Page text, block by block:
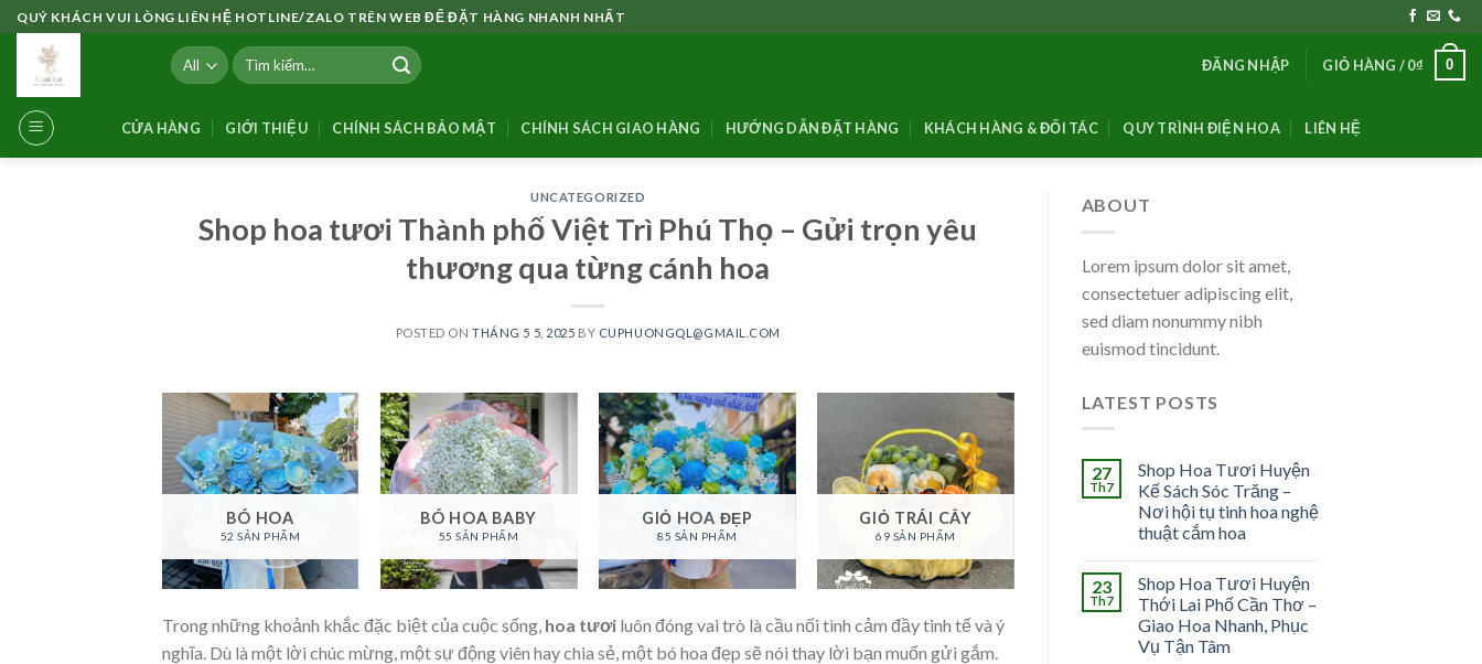
Skip
to
content
QUÝ KHÁCH VUI LÒNG LIÊN HỆ HOTLINE/ZALO TRÊN WEB ĐỂ ĐẶT HÀNG NHANH NHẤT
Tìm
kiếm:
ĐĂNG NHẬP GIỎ HÀNG /0₫ 0
CỬA HÀNG GIỚI THIỆU CHÍNH SÁCH BẢO MẬT CHÍNH SÁCH GIAO HÀNG HƯỚNG DẪN ĐẶT HÀNG KHÁCH HÀNG & ĐỐI TÁC QUY TRÌNH ĐIỆN HOA LIÊN HỆ
UNCATEGORIZED
Shop hoa tươi Thành phố Việt Trì Phú Thọ – Gửi trọn yêu
thương qua từng cánh hoa
POSTED ONTHÁNG 5 5, 2025 BY CUPHUONGQL@GMAIL.COM
BÓ HOA
52 SẢN PHẨM
BÓ HOA BABY
55 SẢN PHẨM
GIỎ HOA ĐẸP
85 SẢN PHẨM
GIỎ TRÁI CÂY
69 SẢN PHẨM
Trong những khoảnh khắc đặc biệt của cuộc sống, hoa tươi luôn đóng vai trò là cầu nối tình cảm đầy tinh tế và ý
nghĩa. Dù là một lời chúc mừng, một sự động viên hay chia sẻ, một bó hoa đẹp sẽ nói thay lời bạn muốn gửi gắm.
ABOUT
Lorem ipsum dolor sit amet,
consectetuer adipiscing elit,
sed diam nonummy nibh
euismod tincidunt.
LATEST POSTS
27
Th7
Shop Hoa Tươi Huyện
Kế Sách Sóc Trăng –
Nơi hội tụ tinh hoa nghệ
thuật cắm hoa
23
Th7
Shop Hoa Tươi Huyện
Thới Lai Phố Cần Thơ –
Giao Hoa Nhanh, Phục
Vụ Tận Tâm